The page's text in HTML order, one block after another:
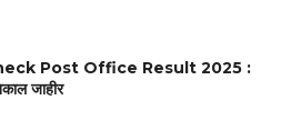
Post Office Result 2025 :
जाहीर